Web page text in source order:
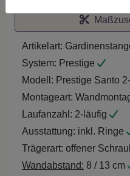
Artikelart:
System: Prestige
Modell: Prestige Santo
Montageart:
Laufanzahl: 2-läufig
Ausstattung: inkl. Ringe
Trägerart: offener
Wandabstand: 8 / 13 cm